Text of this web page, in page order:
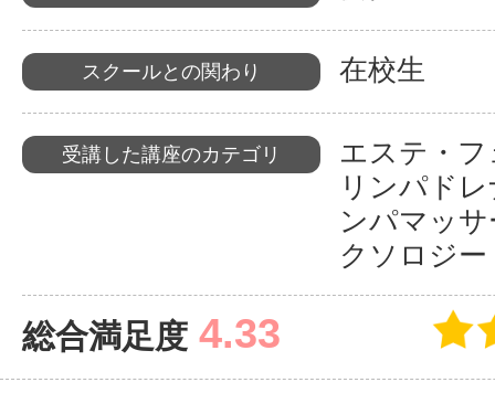
掲載のお問
サイトマッ
スクールとの関わり 在校生
受講した講座のカテゴリ
エステ・
リンパド
ンパマッ
クソロジー
総合満足度 4.33